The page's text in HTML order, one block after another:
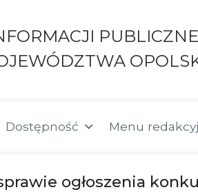
Dostępność Menu
ogłoszenia